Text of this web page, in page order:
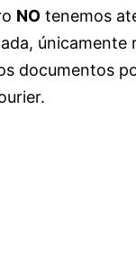
NO tenemos
únicamente
documentos